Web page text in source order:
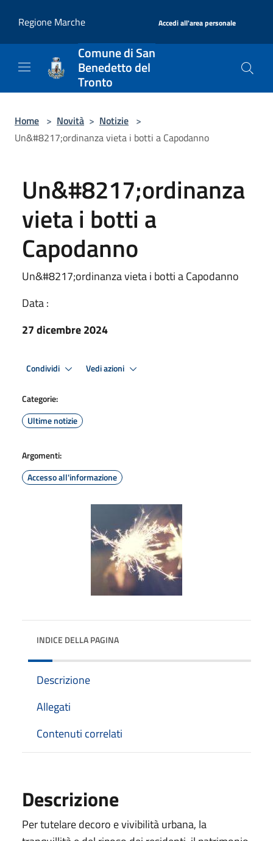
Regione Marche
Accedi all'area personale
Comune di San
Benedetto del
Tronto
Home > Novità > Notizie >
Un&#8217;ordinanza vieta i botti a Capodanno
Un&#8217;ordinanza
vieta i botti a
Capodanno
Un&#8217;ordinanza vieta i botti a Capodanno
Data :
27 dicembre 2024
Condividi Vedi azioni
Categorie:
Ultime notizie
Argomenti:
Accesso all'informazione
INDICE DELLA PAGINA
Descrizione
Allegati
Contenuti correlati
Descrizione
Per tutelare decoro e vivibilità urbana, la